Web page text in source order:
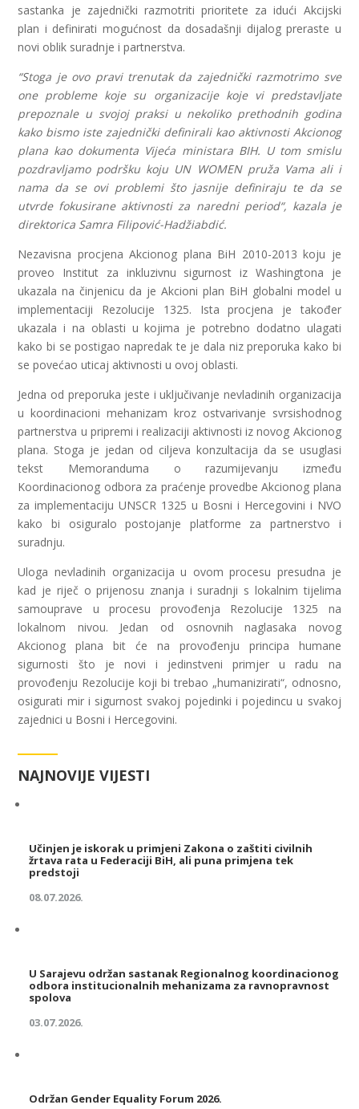
sastanka je zajednički razmotriti prioritete za idući Akcijski
plan i definirati mogućnost da dosadašnji dijalog preraste u
novi oblik suradnje i partnerstva.
“Stoga je ovo pravi trenutak da zajednički razmotrimo sve
one probleme koje su organizacije koje vi predstavljate
prepoznale u svojoj praksi u nekoliko prethodnih godina
kako bismo iste zajednički definirali kao aktivnosti Akcionog
plana kao dokumenta Vijeća ministara BIH. U tom smislu
pozdravljamo podršku koju UN WOMEN pruža Vama ali i
nama da se ovi problemi što jasnije definiraju te da se
utvrde fokusirane aktivnosti za naredni period“, kazala je
direktorica Samra Filipović-Hadžiabdić.
Nezavisna procjena Akcionog plana BiH 2010-2013 koju je
proveo Institut za inkluzivnu sigurnost iz Washingtona je
ukazala na činjenicu da je Akcioni plan BiH globalni model u
implementaciji Rezolucije 1325. Ista procjena je također
ukazala i na oblasti u kojima je potrebno dodatno ulagati
kako bi se postigao napredak te je dala niz preporuka kako bi
se povećao uticaj aktivnosti u ovoj oblasti.
Jedna od preporuka jeste i uključivanje nevladinih organizacija
u koordinacioni mehanizam kroz ostvarivanje svrsishodnog
partnerstva u pripremi i realizaciji aktivnosti iz novog Akcionog
plana. Stoga je jedan od ciljeva konzultacija da se usuglasi
tekst Memoranduma o razumijevanju između
Koordinacionog odbora za praćenje provedbe Akcionog plana
za implementaciju UNSCR 1325 u Bosni i Hercegovini i NVO
kako bi osiguralo postojanje platforme za partnerstvo i
suradnju.
Uloga nevladinih organizacija u ovom procesu presudna je
kad je riječ o prijenosu znanja i suradnji s lokalnim tijelima
samouprave u procesu provođenja Rezolucije 1325 na
lokalnom nivou. Jedan od osnovnih naglasaka novog
Akcionog plana bit će na provođenju principa humane
sigurnosti što je novi i jedinstveni primjer u radu na
provođenju Rezolucije koji bi trebao „humanizirati“, odnosno,
osigurati mir i sigurnost svakoj pojedinki i pojedincu u svakoj
zajednici u Bosni i Hercegovini.
NAJNOVIJE VIJESTI
Učinjen je iskorak u primjeni Zakona o zaštiti civilnih
žrtava rata u Federaciji BiH, ali puna primjena tek
predstoji
08.07.2026.
U Sarajevu održan sastanak Regionalnog koordinacionog
odbora institucionalnih mehanizama za ravnopravnost
spolova
03.07.2026.
Održan Gender Equality Forum 2026.